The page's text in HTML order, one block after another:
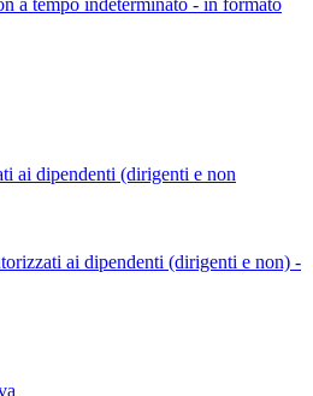
ai dipendenti (dirigenti e non
ai dipendenti (dirigenti e non) -